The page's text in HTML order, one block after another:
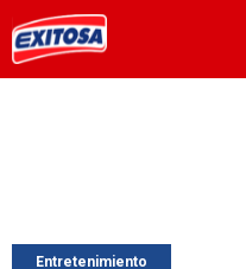
Entretenimiento